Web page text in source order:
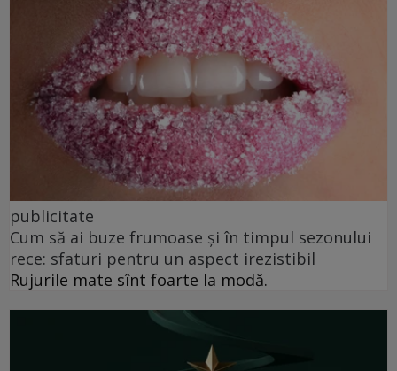
publicitate
Cum să ai buze frumoase şi în timpul sezonului
rece: sfaturi pentru un aspect irezistibil
Rujurile mate sînt foarte la modă.